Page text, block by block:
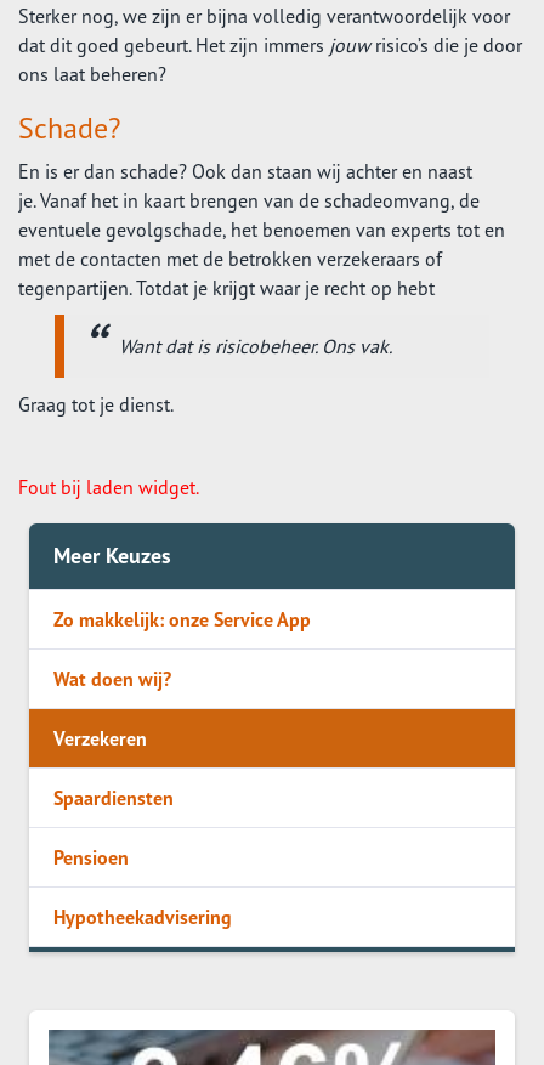
Sterker nog, we zijn er bijna volledig verantwoordelijk voor
dat dit goed gebeurt. Het zijn immers jouwrisico’s die je door
ons laat beheren?
Schade?
En is er dan schade? Ook dan staan wij achter en naast
je. Vanaf het in kaart brengen van de schadeomvang, de
eventuele gevolgschade, het benoemen van experts tot en
met de contacten met de betrokken verzekeraars of
tegenpartijen. Totdat je krijgt waar je recht op hebt
Want dat is risicobeheer. Ons vak.
Graag tot je dienst.
Fout bij laden widget.
Meer Keuzes
Zo makkelijk: onze Service App
Wat doen wij?
Verzekeren
Spaardiensten
Pensioen
Hypotheekadvisering